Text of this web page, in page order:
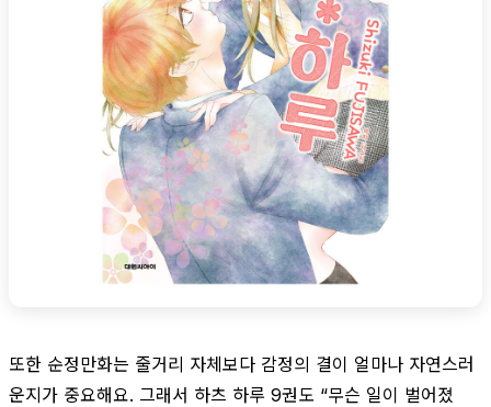
또한 순정만화는 줄거리 자체보다 감정의 결이 얼마나 자연스러
운지가 중요해요. 그래서 하츠 하루 9권도 “무슨 일이 벌어졌